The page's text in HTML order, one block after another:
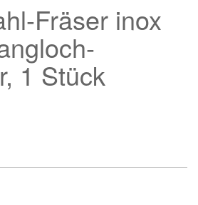
Fräser inox
1 Stück